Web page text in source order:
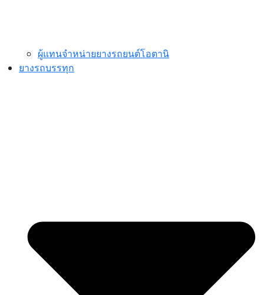
ผู้แทนจำหน่ายยางรถยนต์โอตานิ
ยางรถบรรทุก